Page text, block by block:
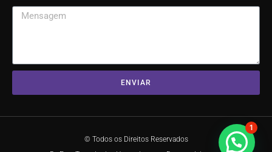
ENVIAR
© Todos os Direitos Reservados
1